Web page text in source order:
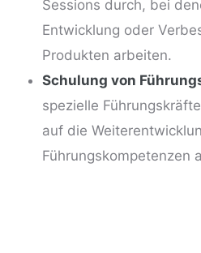
Sessions durch, bei
Entwicklung oder
Produkten arbeiten.
Schulung von
spezielle
auf die
Führungskompetenzen